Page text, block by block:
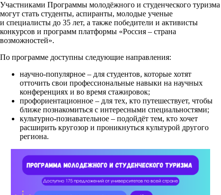
Участниками Программы молодёжного и студенческого туризма
могут стать студенты, аспиранты, молодые ученые
и специалисты до 35 лет, а также победители и активисты
конкурсов и программ платформы «Россия – страна
возможностей».
По программе доступны следующие направления:
научно-популярное – для студентов, которые хотят
отточить свои профессиональные навыки на научных
конференциях и во время стажировок;
профориентационное – для тех, кто путешествует, чтобы
ближе познакомиться с интересными специальностями;
культурно-познавательное – подойдёт тем, кто хочет
расширить кругозор и проникнуться культурой другого
региона.